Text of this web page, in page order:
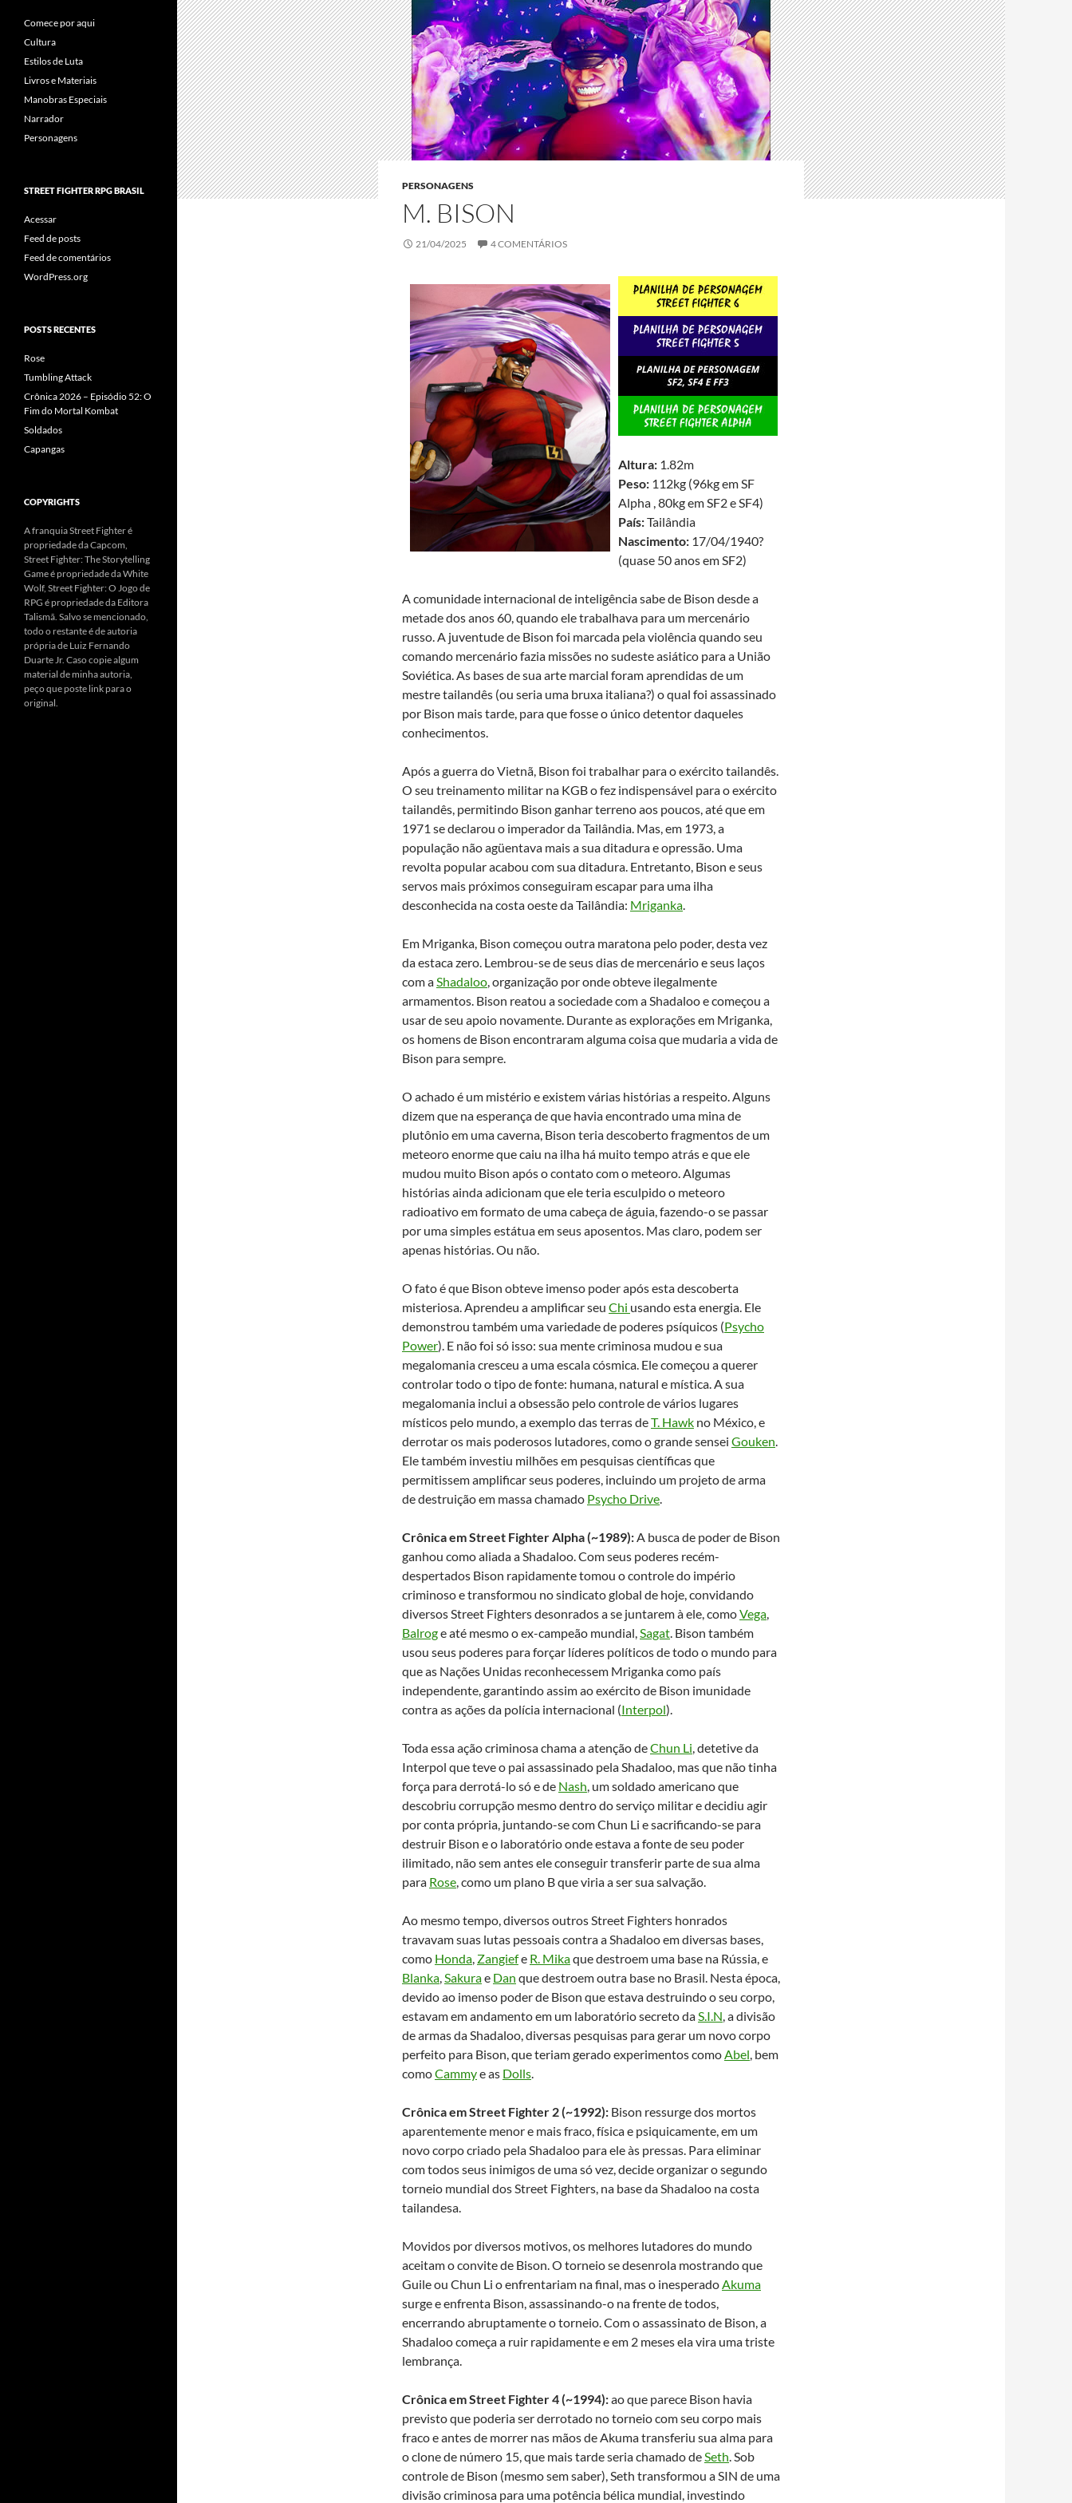
PERSONAGENS
M. BISON
21/04/2025 4 COMENTÁRIOS
Altura: 1.82m
Peso: 112kg (96kg em SF
Alpha , 80kg em SF2 e SF4)
País:Tailândia
Nascimento: 17/04/1940?
(quase 50 anos em SF2)
A comunidade internacional de inteligência sabe de Bison desde a
metade dos anos 60, quando ele trabalhava para um mercenário
russo. A juventude de Bison foi marcada pela violência quando seu
comando mercenário fazia missões no sudeste asiático para a União
Soviética. As bases de sua arte marcial foram aprendidas de um
mestre tailandês (ou seria uma bruxa italiana?) o qual foi assassinado
por Bison mais tarde, para que fosse o único detentor daqueles
conhecimentos.
Após a guerra do Vietnã, Bison foi trabalhar para o exército tailandês.
O seu treinamento militar na KGB o fez indispensável para o exército
tailandês, permitindo Bison ganhar terreno aos poucos, até que em
1971 se declarou o imperador da Tailândia. Mas, em 1973, a
população não agüentava mais a sua ditadura e opressão. Uma
revolta popular acabou com sua ditadura. Entretanto, Bison e seus
servos mais próximos conseguiram escapar para uma ilha
desconhecida na costa oeste da Tailândia: Mriganka.
Em Mriganka, Bison começou outra maratona pelo poder, desta vez
da estaca zero. Lembrou-se de seus dias de mercenário e seus laços
com aShadaloo, organização por onde obteve ilegalmente
armamentos. Bison reatou a sociedade com a Shadaloo e começou a
usar de seu apoio novamente. Durante as explorações em Mriganka,
os homens de Bison encontraram alguma coisa que mudaria a vida de
Bison para sempre.
O achado é um mistério e existem várias histórias a respeito. Alguns
dizem que na esperança de que havia encontrado uma mina de
plutônio em uma caverna, Bison teria descoberto fragmentos de um
meteoro enorme que caiu na ilha há muito tempo atrás e que ele
mudou muito Bison após o contato com o meteoro. Algumas
histórias ainda adicionam que ele teria esculpido o meteoro
radioativo em formato de uma cabeça de águia, fazendo-o se passar
por uma simples estátua em seus aposentos. Mas claro, podem ser
apenas histórias. Ou não.
O fato é que Bison obteve imenso poder após esta descoberta
misteriosa. Aprendeu a amplificar seu Chi usando esta energia. Ele
demonstrou também uma variedade de poderes psíquicos (Psycho
Power). E não foi só isso: sua mente criminosa mudou e sua
megalomania cresceu a uma escala cósmica. Ele começou a querer
controlar todo o tipo de fonte: humana, natural e mística. A sua
megalomania inclui a obsessão pelo controle de vários lugares
místicos pelo mundo, a exemplo das terras deT. Hawk no México, e
derrotar os mais poderosos lutadores, como o grande sensei Gouken.
Ele também investiu milhões em pesquisas científicas que
permitissem amplificar seus poderes, incluindo um projeto de arma
de destruição em massa chamado Psycho Drive.
Crônica em Street Fighter Alpha (~1989):A busca de poder de Bison
ganhou como aliada a Shadaloo. Com seus poderes recém-
despertados Bison rapidamente tomou o controle do império
criminoso e transformou no sindicato global de hoje, convidando
diversos Street Fighters desonrados a se juntarem à ele, comoVega,
Balroge até mesmo o ex-campeão mundial,Sagat. Bison também
usou seus poderes para forçar líderes políticos de todo o mundo para
que as Nações Unidas reconhecessem Mriganka como país
independente, garantindo assim ao exército de Bison imunidade
contra as ações da polícia internacional (Interpol).
Toda essa ação criminosa chama a atenção deChun Li, detetive da
Interpol que teve o pai assassinado pela Shadaloo, mas que não tinha
força para derrotá-lo só e de Nash, um soldado americano que
descobriu corrupção mesmo dentro do serviço militar e decidiu agir
por conta própria, juntando-se com Chun Li e sacrificando-se para
destruir Bison e o laboratório onde estava a fonte de seu poder
ilimitado, não sem antes ele conseguir transferir parte de sua alma
para Rose, como um plano B que viria a ser sua salvação.
Ao mesmo tempo, diversos outros Street Fighters honrados
travavam suas lutas pessoais contra a Shadaloo em diversas bases,
como Honda, Zangiefe R. Mikaque destroem uma base na Rússia, e
Blanka,Sakurae Dan que destroem outra base no Brasil. Nesta época,
devido ao imenso poder de Bison que estava destruindo o seu corpo,
estavam em andamento em um laboratório secreto daS.I.N, a divisão
de armas da Shadaloo, diversas pesquisas para gerar um novo corpo
perfeito para Bison, que teriam gerado experimentos comoAbel, bem
comoCammye as Dolls.
Crônica em Street Fighter 2 (~1992): Bison ressurge dos mortos
aparentemente menor e mais fraco, física e psiquicamente, em um
novo corpo criado pela Shadaloo para ele às pressas. Para eliminar
com todos seus inimigos de uma só vez, decide organizar o segundo
torneio mundial dos Street Fighters, na base da Shadaloo na costa
tailandesa.
Movidos por diversos motivos, os melhores lutadores do mundo
aceitam o convite de Bison. O torneio se desenrola mostrando que
Guile ou Chun Li o enfrentariam na final, mas o inesperadoAkuma
surge e enfrenta Bison, assassinando-o na frente de todos,
encerrando abruptamente o torneio. Com o assassinato de Bison, a
Shadaloo começa a ruir rapidamente e em 2 meses ela vira uma triste
lembrança.
Crônica em Street Fighter 4 (~1994):ao que parece Bison havia
previsto que poderia ser derrotado no torneio com seu corpo mais
fraco e antes de morrer nas mãos de Akuma transferiu sua alma para
o clone de número 15, que mais tarde seria chamado deSeth. Sob
controle de Bison (mesmo sem saber), Seth transformou a SIN de uma
divisão criminosa para uma potência bélica mundial, investindo
Comece por aqui
Cultura
Estilos de Luta
Livros e Materiais
Manobras Especiais
Narrador
Personagens
STREET FIGHTER RPG BRASIL
Acessar
Feed de posts
Feed de comentários
WordPress.org
POSTS RECENTES
Rose
Tumbling Attack
Crônica 2026 – Episódio 52: O
Fim do Mortal Kombat
Soldados
Capangas
COPYRIGHTS
A franquia Street Fighter é
propriedade da Capcom,
Street Fighter: The Storytelling
Game é propriedade da White
Wolf, Street Fighter: O Jogo de
RPG é propriedade da Editora
Talismã. Salvo se mencionado,
todo o restante é de autoria
própria de Luiz Fernando
Duarte Jr. Caso copie algum
material de minha autoria,
peço que poste link para o
original.